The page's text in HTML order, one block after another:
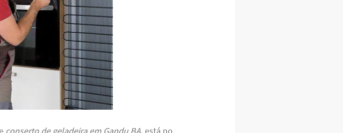
conserto de geladeira em Gandu BA, está no